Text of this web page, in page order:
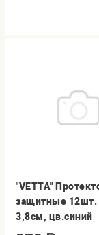
"VETTA"
защитные 12шт.
3,8см, цв.синий